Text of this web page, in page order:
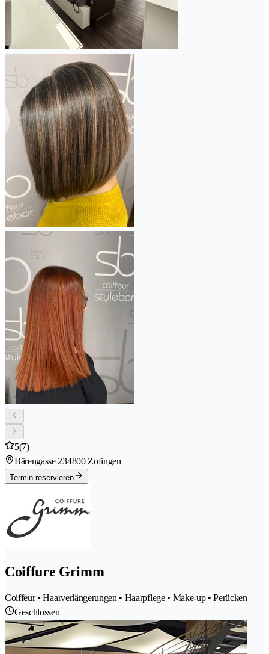
5(7)
Bärengasse 234800 Zofingen
Termin reservieren
Coiffure Grimm
Coiffeur • Haarverlängerungen • Haarpflege • Make-up • Perücken
Geschlossen